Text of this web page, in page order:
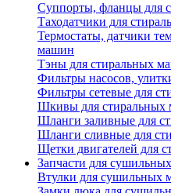
Суппорты, фланцы для
Таходатчики для
Термостаты, датчики
машин
Тэны для стиральных
Фильтры насосов,
Фильтры сетевые для
Шкивы для стиральных
Шланги заливные для
Шланги сливные для
Щетки двигателей для
Запчасти для
Втулки для сушильных